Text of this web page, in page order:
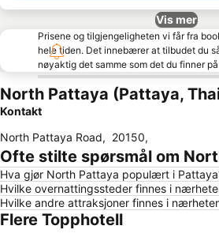
Vis mer
Prisene og tilgjengeligheten vi får fra
hele tiden. Det innebærer at tilbudet du
nøyaktig det samme som det du finner
North Pattaya (Pattaya,
Kontakt
North Pattaya Road, 20150,
Ofte stilte spørsmål om
Hva gjør North Pattaya populært i
Hvilke overnattingssteder finnes i
Hvilke andre attraksjoner finnes i
Flere Topphotell